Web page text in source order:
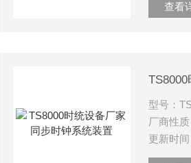
查看
型号：
厂商性
更新时